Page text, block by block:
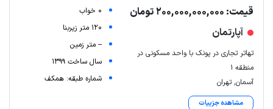
قیمت: 200,000,000,000 تومان
آپارتمان
تهاتر تجاری در پونک با واحد مسکونی در
منطقه ۱
آسمان, تهران
مشاهده جزییات
0 خواب
120 متر زیربنا
-- متر زمین
سال ساخت 1399
شماره طبقه: همکف